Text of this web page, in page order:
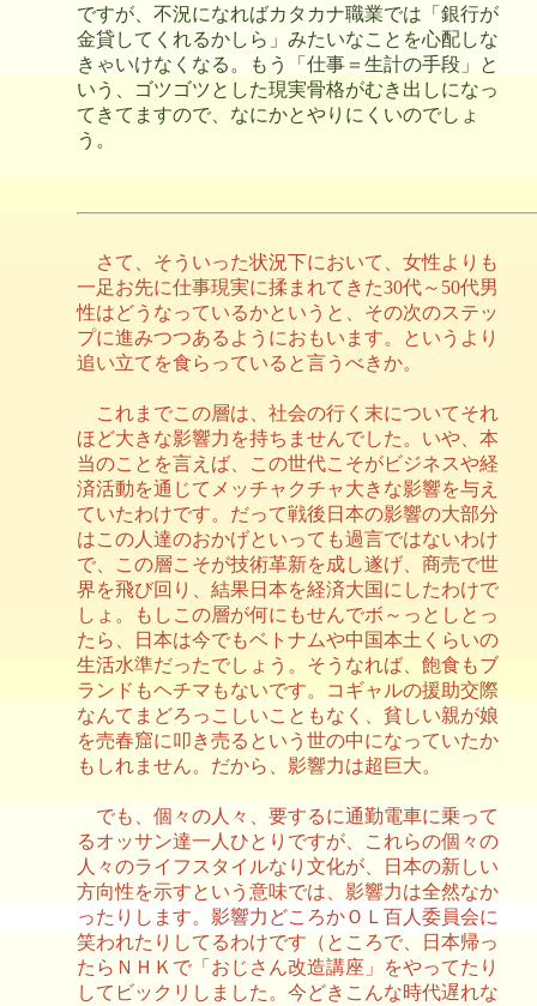
ですが、不況になればカタカナ職業では「銀行が
金貸してくれるかしら」みたいなことを心配しな
きゃいけなくなる。もう「仕事＝生計の手段」と
いう、ゴツゴツとした現実骨格がむき出しになっ
てきてますので、なにかとやりにくいのでしょ
う。
さて、そういった状況下において、女性よりも
一足お先に仕事現実に揉まれてきた30代～50代男
性はどうなっているかというと、その次のステッ
プに進みつつあるようにおもいます。というより
追い立てを食らっていると言うべきか。
これまでこの層は、社会の行く末についてそれ
ほど大きな影響力を持ちませんでした。いや、本
当のことを言えば、この世代こそがビジネスや経
済活動を通じてメッチャクチャ大きな影響を与え
ていたわけです。だって戦後日本の影響の大部分
はこの人達のおかげといっても過言ではないわけ
で、この層こそが技術革新を成し遂げ、商売で世
界を飛び回り、結果日本を経済大国にしたわけで
しょ。もしこの層が何にもせんでボ～っとしとっ
たら、日本は今でもベトナムや中国本土くらいの
生活水準だったでしょう。そうなれば、飽食もブ
ランドもヘチマもないです。コギャルの援助交際
なんてまどろっこしいこともなく、貧しい親が娘
を売春窟に叩き売るという世の中になっていたか
もしれません。だから、影響力は超巨大。
でも、個々の人々、要するに通勤電車に乗って
るオッサン達一人ひとりですが、これらの個々の
人々のライフスタイルなり文化が、日本の新しい
方向性を示すという意味では、影響力は全然なか
ったりします。影響力どころかＯＬ百人委員会に
笑われたりしてるわけです（ところで、日本帰っ
たらＮＨＫで「おじさん改造講座」をやってたり
してビックリしました。今どきこんな時代遅れな